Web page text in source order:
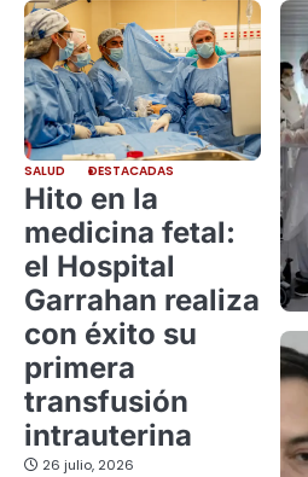
SALUD DESTACADAS
Hito en la
medicina fetal:
el Hospital
Garrahan realiza
con éxito su
primera
transfusión
intrauterina
26 julio, 2026